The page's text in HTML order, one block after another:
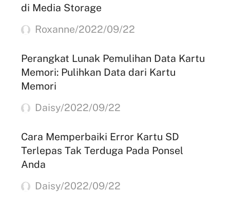
di Media Storage
Roxanne/2022/09/22
Perangkat Lunak Pemulihan Data Kartu
Memori: Pulihkan Data dari Kartu
Memori
Daisy/2022/09/22
Cara Memperbaiki Error Kartu SD
Terlepas Tak Terduga Pada Ponsel
Anda
Daisy/2022/09/22